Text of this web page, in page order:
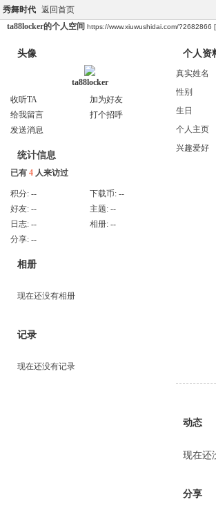
秀舞时代 返回首页
ta88locker的个人空间 https://www.xiuwushidai.com/?2682866
头像
ta88locker
收听TA
加为好友
给我留言
打个招呼
发送消息
统计信息
已有 4 人来访过
积分: -- 下载币: --
好友: -- 主题: --
日志: -- 相册: --
分享: --
相册
现在还没有相册
记录
现在还没有记录
个人资
真实姓名
性别
生日
个人主页
兴趣爱好
动态
现在还
分享